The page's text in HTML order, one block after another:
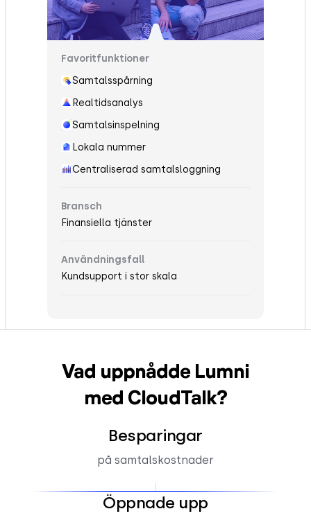
Favoritfunktioner
Samtalsspårning
Realtidsanalys
Samtalsinspelning
Lokala nummer
Centraliserad samtalsloggning
Bransch
Finansiella tjänster
Användningsfall
Kundsupport i stor skala
Vad uppnådde Lumni
med CloudTalk?
Besparingar
på samtalskostnader
Öppnade upp